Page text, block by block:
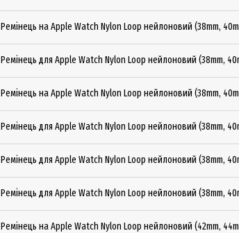
Ремінець на Apple Watch Nylon Loop нейлоновий (38mm,
Ремінець для Apple Watch Nylon Loop нейлоновий (38mm,
Ремінець на Apple Watch Nylon Loop нейлоновий (38mm,
Ремінець для Apple Watch Nylon Loop нейлоновий (38mm,
Ремінець для Apple Watch Nylon Loop нейлоновий (38mm,
Ремінець для Apple Watch Nylon Loop нейлоновий (38mm,
Ремінець на Apple Watch Nylon Loop нейлоновий (42mm,